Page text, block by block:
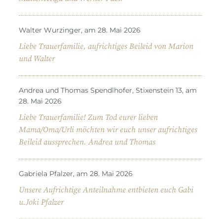
Walter Wurzinger, am 28. Mai 2026
Liebe Trauerfamilie, aufrichtiges Beileid von Marion
und Walter
Andrea und Thomas Spendlhofer, Stixenstein 13, am
28. Mai 2026
Liebe Trauerfamilie! Zum Tod eurer lieben
Mama/Oma/Urli möchten wir euch unser aufrichtiges
Beileid aussprechen. Andrea und Thomas
Gabriela Pfalzer, am 28. Mai 2026
Unsere Aufrichtige Anteilnahme entbieten euch Gabi
u.Joki Pfalzer